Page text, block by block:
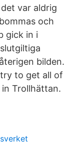
var aldrig
och
gick in i
bilden.
to get all of
Trollhättan.